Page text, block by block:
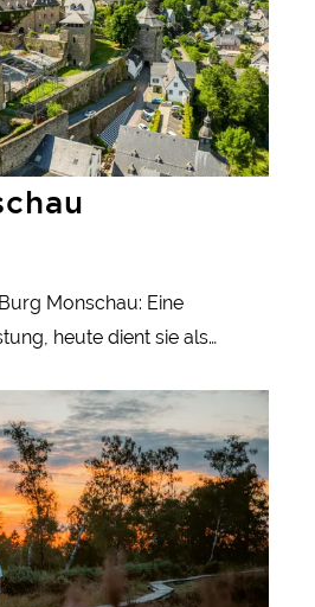
Monschau: Eine
heute dient sie als